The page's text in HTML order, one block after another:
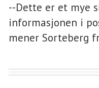
--Dette er et mye
informasjonen i
mener Sorteberg